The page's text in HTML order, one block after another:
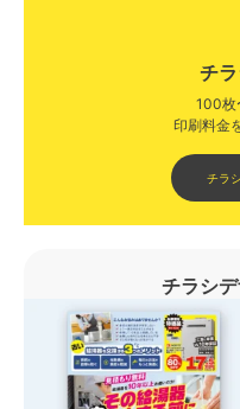
チ
100枚
印刷料金
チラ
チラシ